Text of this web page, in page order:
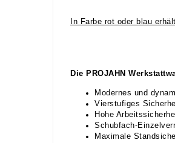
In Farbe rot oder blau
Die PROJAHN
Modernes und
Vierstufiges
Hohe
Schubfach-
Maximale